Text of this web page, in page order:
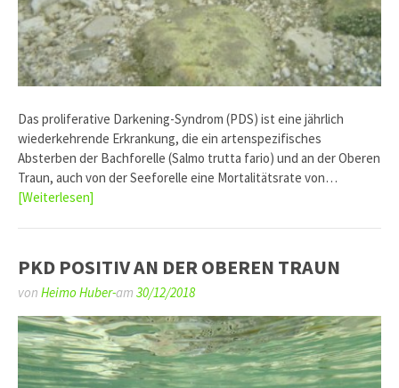
Das proliferative Darkening-Syndrom (PDS) ist eine jährlich
wiederkehrende Erkrankung, die ein artenspezifisches
Absterben der Bachforelle (Salmo trutta fario) und an der Oberen
Traun, auch von der Seeforelle eine Mortalitätsrate von…
[Weiterlesen]
PKD POSITIV AN DER OBEREN TRAUN
von Heimo Huber-am 30/12/2018